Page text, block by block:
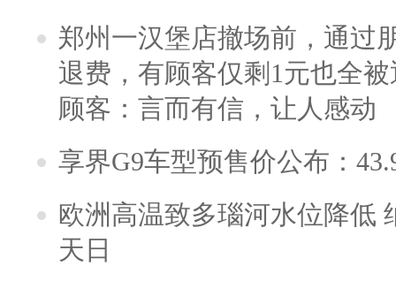
郑州一汉堡店撤场前，通过
退费，有顾客仅剩1元也全
顾客：言而有信，让人感动
享界G9车型预售价公布：
欧洲高温致多瑙河水位降低
天日